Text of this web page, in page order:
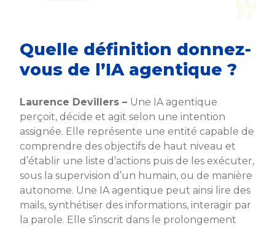
Quelle définition donnez-
vous de l’IA agentique ?
Laurence Devillers – Une IA agentique
perçoit, décide et agit selon une intention
assignée. Elle représente une entité capable de
comprendre des objectifs de haut niveau et
d’établir une liste d’actions puis de les exécuter,
sous la supervision d’un humain, ou de manière
autonome. Une IA agentique peut ainsi lire des
mails, synthétiser des informations, interagir par
la parole. Elle s’inscrit dans le prolongement